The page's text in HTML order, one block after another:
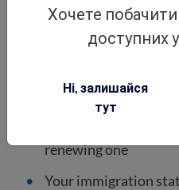
Хочете
доступних
Ні, залишайся
тут
Authorization.
USCIS fees for work
may also be different based
If you are applying
renewing one
Your immigration